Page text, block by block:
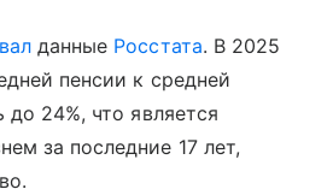
данные Росстата. В 2025
пенсии к средней
до 24%, что является
за последние 17 лет,